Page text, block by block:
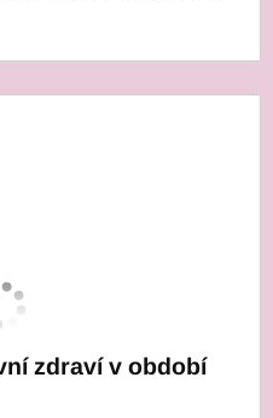
zdraví v období